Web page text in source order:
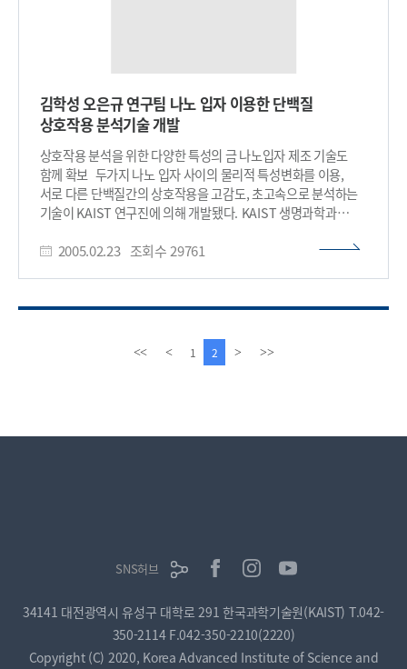
김학성 오은규 연구팀 나노 입자 이용한 단백질
상호작용 분석기술 개발
상호작용 분석을 위한 다양한 특성의 금 나노입자 제조 기술도
함께 확보 두가지 나노 입자 사이의 물리적 특성변화를 이용,
서로 다른 단백질간의 상호작용을 고감도, 초고속으로 분석하는
기술이 KAIST 연구진에 의해 개발됐다. KAIST 생명과학과
연구팀은 서로 다른 색상의 형광을 내는 두 개의 나노입자가
FRET(형광공명에너지전이) 방식을 이용, 단백질의 상호작용을
교수팀은 수용액에서 안정성이 좋고 단백질 결합이 용이한
표면을 지닌 금 나노입자 제조기술도 함께 개발했다.
고감도, 초고속으로 분석하는 기술은 각종 질병의 진단, 의약품의
대한 분석이 가능하게 만들었다. 이 기술은 앞으로 질병진단,
의약품 개발, 세포내 단백질 상호작용 규명 등에 활용될 수 있는
화학회지(JACS) 인터넷판에 최근(2.19) 발표되었다. 위 사진 :
금 나노입자와 반도체 양자점을 이용한 inhibition
assay(저해물질 분석) 도면 (사진2) 크기에 따라 다른 색상을
2005.02.23 조회수 29761
<< <이
1 2 > >>
SNS허브
34141 대전광역시 유성구 대학로 291 한국과학기술원(KAIST) T.042-
350-2114 F.042-350-2210(2220)
Copyright (C) 2020, Korea Advanced Institute of Science and